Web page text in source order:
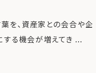
葉を、資産家との会合や企
る機会が増えてき ...